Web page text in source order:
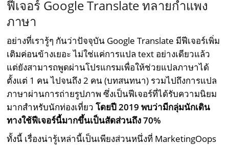
ฟีเจอร์ Google Translate ทลายกำแพง
ภาษา
อย่างที่เรารู้ๆ กันว่าปัจจุบัน Google Translate มีฟีเจอร์เพิ่ม
เติมค่อนข้างเยอะ ไม่ใช่แค่การแปล text อย่างเดียวแล้ว
แต่ยังสามารถพูดผ่านโปรแกรมเพื่อให้ช่วยแปลภาษาได้
ตั้งแต่ 1 คน ไปจนถึง 2 คน (บทสนทนา) รวมไปถึงการแปล
ภาษาผ่านการถ่ายรูปภาพ ซึ่งเป็นฟีเจอร์ที่ได้รับความนิยม
มากสำหรับนักท่องเที่ยวโดยปี 2019 พบว่ามีกลุ่มนักเดิน
ทางใช้ฟีเจอร์นี้มากขึ้นเป็นสัดส่วนถึง 70%
ทั้งนี้ เรื่องน่ารู้เหล่านี้เป็นเพียงส่วนหนึ่งที่ MarketingOops